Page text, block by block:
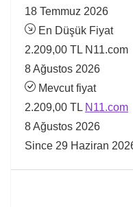
18 Temmuz 2026
En Düşük Fiyat
2.209,00 TL N11.com
8 Ağustos 2026
Mevcut fiyat
2.209,00 TL N11.com
8 Ağustos 2026
Since 29 Haziran